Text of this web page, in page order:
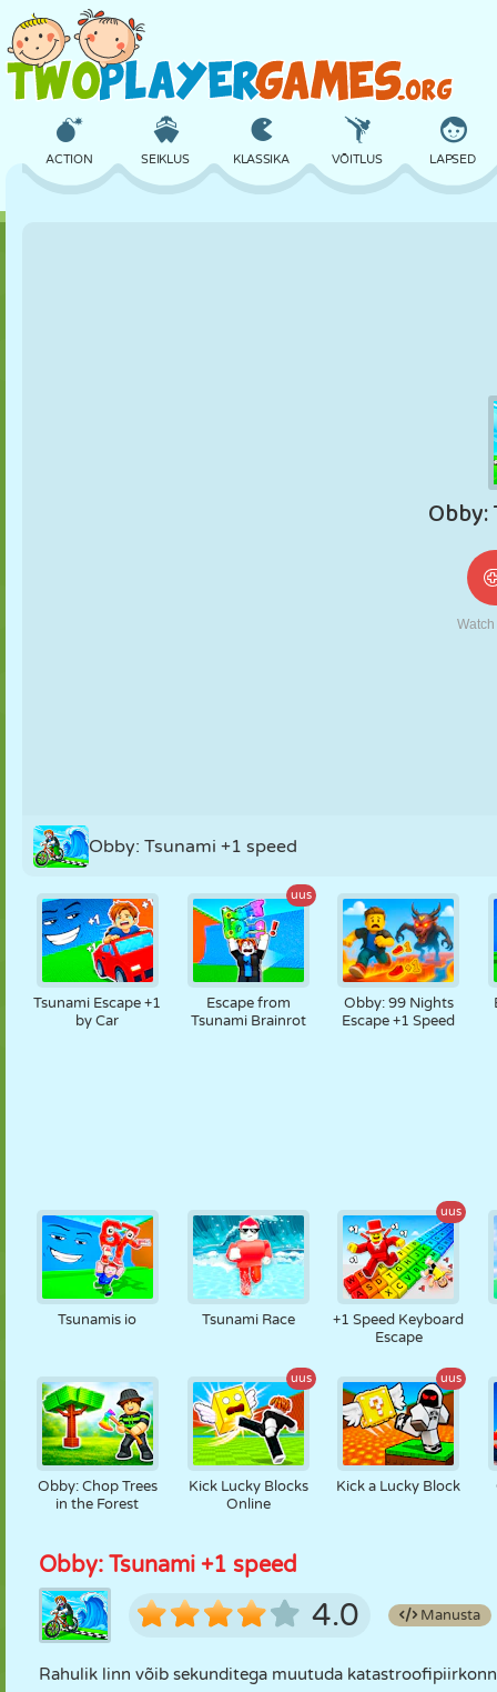
ACTION SEIKLUS KLASSIKA VÕITLUS LAPSED
ROBOT
TRULL
Obby: Tsunami +1 speed
Tsunami Escape +1
by Car
uus
Escape from
Tsunami Brainrot
Obby: 99 Nights
Escape +1 Speed
Tsunamis io Tsunami Race
uus
+1 Speed Keyboard
Escape
Obby: Chop Trees
in the Forest
uus
Kick Lucky Blocks
Online
uus
Kick a Lucky Block
Obby: Tsunami +1 speed
4.0 Manusta
Rahulik linn võib sekunditega muutuda